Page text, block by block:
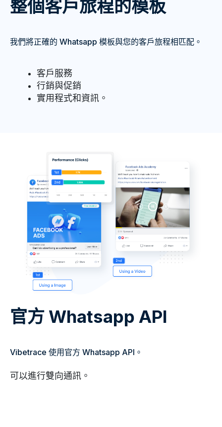
整個客戶旅程的模板
我們將正確的 Whatsapp 模板與您的客戶旅程相匹配。
客戶服務
行銷與促銷
實用程式和資訊。
官方 Whatsapp API
Vibetrace 使用官方 Whatsapp API。
可以進行雙向通訊。